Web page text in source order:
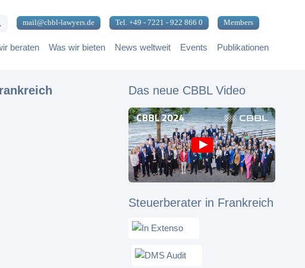
Button
mail@cbbl-lawyers.de Tel. +49 - 7221 - 922 866 0 Members
beraten Was wir bieten News weltweit Events Publikationen
Das neue CBBL Video
Steuerberater in Frankreich